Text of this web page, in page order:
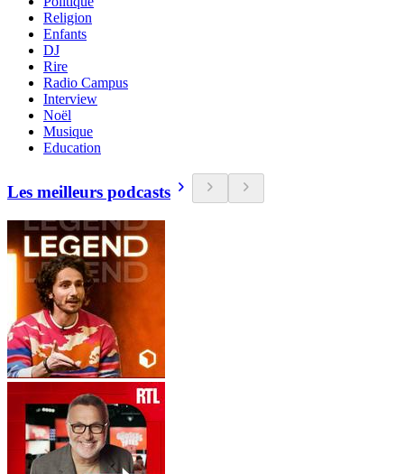
Religion
Enfants
DJ
Rire
Radio Campus
Interview
Noël
Musique
Education
Les meilleurs podcasts